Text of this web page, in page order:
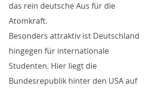
das rein deutsche Aus für die
Atomkraft.
Besonders attraktiv ist Deutschland
hingegen für internationale
Studenten. Hier liegt die
Bundesrepublik hinter den USA auf